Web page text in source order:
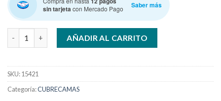
sin tarjetacon Mercado Pago Saber más
PALETTE ESTOCOLMO 1 y 1/2 Pza. Cubrecama cantidad
AÑADIR AL CARRITO
SKU:15421
Categoría:CUBRECAMAS